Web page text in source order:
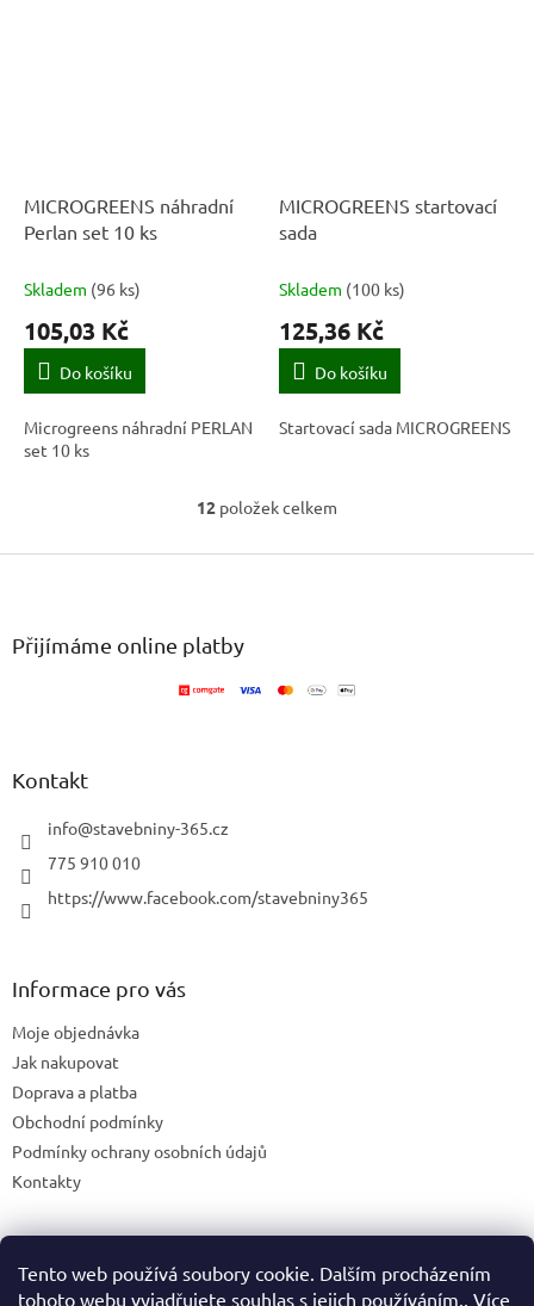
Tento web používá soubory cookie. Dalším procházením
tohoto webu vyjadřujete souhlas s jejich používáním.. Více
MICROGREENS náhradní
Perlan set 10 ks
Skladem (96 ks)
105,03 Kč
Do košíku
Microgreens náhradní PERLAN
set 10 ks
MICROGREENS startovací
sada
Skladem (100 ks)
125,36 Kč
Do košíku
Startovací sada MICROGREENS
O
l
p
s
12 položek celkem
Z
Přijímáme online platby
Kontakt
info@stavebniny-365.cz
775 910 010
https://www.facebook.com/stavebniny365
Informace pro vás
Moje objednávka
Jak nakupovat
Doprava a platba
Obchodní podmínky
Podmínky ochrany osobních údajů
Kontakty
Blog